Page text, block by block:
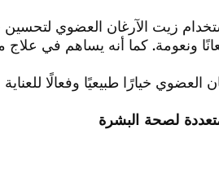
زيت الآرغان العضوي
ونعومة. كما أنه يساهم في
العضوي خيارًا طبيعيًا وفعالًا
لصحة البشرة